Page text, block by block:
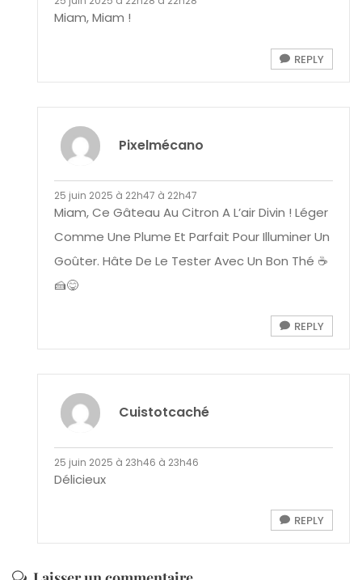
Miam, Miam !
REPLY
Pixelmécano
25 juin 2025 à 22h47 à 22h47
Miam, Ce Gâteau Au Citron A L’air Divin ! Léger
Comme Une Plume Et Parfait Pour Illuminer Un
Goûter. Hâte De Le Tester Avec Un Bon Thé ☕
🍰😋
REPLY
Cuistotcaché
25 juin 2025 à 23h46 à 23h46
Délicieux
REPLY